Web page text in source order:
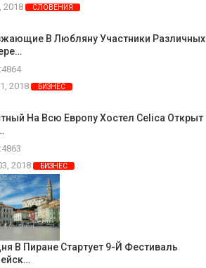
2018
СЛОВЕНИЯ
В Любляну Участники Различных
2018
БИЗНЕС
На Всю Европу Хостел Celica Открыт
2018
БИЗНЕС
В Пиране Стартует 9-Й Фестиваль